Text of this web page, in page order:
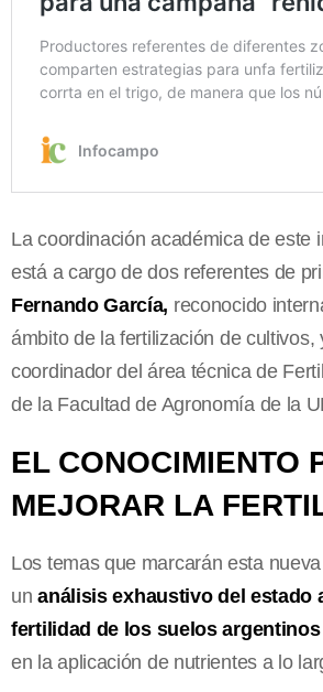
La coordinación académica de este
está a cargo de dos referentes de
Fernando García, reconocido
ámbito de la fertilización de cultivos,
coordinador del área técnica de
de la Facultad de Agronomía de la
EL CONOCIMIENTO
MEJORAR LA
Los temas que marcarán esta
unanálisis exhaustivo del estado
fertilidad de los suelos argentinos
en la aplicación de nutrientes a lo